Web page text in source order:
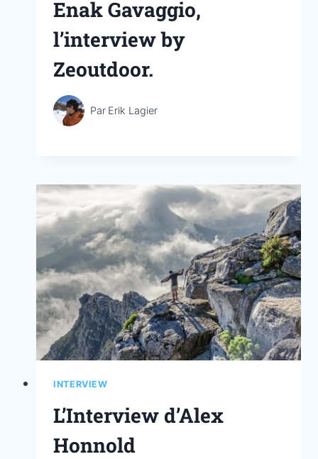
Enak Gavaggio,
l’interview by
Zeoutdoor.
Par Erik Lagier
INTERVIEW
L’Interview d’Alex
Honnold